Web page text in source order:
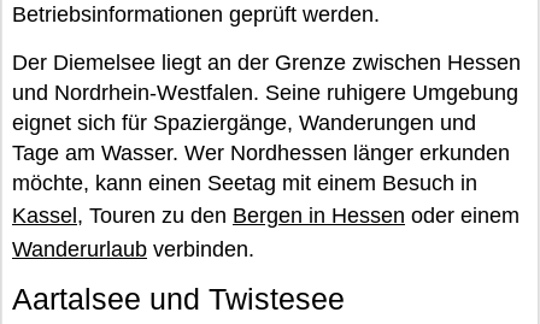
Betriebsinformationen geprüft werden.
Der Diemelsee liegt an der Grenze zwischen Hessen
und Nordrhein-Westfalen. Seine ruhigere Umgebung
eignet sich für Spaziergänge, Wanderungen und
Tage am Wasser. Wer Nordhessen länger erkunden
möchte, kann einen Seetag mit einem Besuch in
Kassel, Touren zu den Bergen in Hessen oder einem
Wanderurlaub verbinden.
Aartalsee und Twistesee